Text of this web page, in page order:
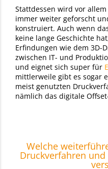
Stattdessen wird vor
immer weiter geforscht
konstruiert. Auch wenn
keine lange Geschichte
Erfindungen wie dem 3D-
zwischen IT- und
und eignet sich super für
mittlerweile gibt es sogar
meist genutzten
nämlich das digitale
Welche
Druckverfahren